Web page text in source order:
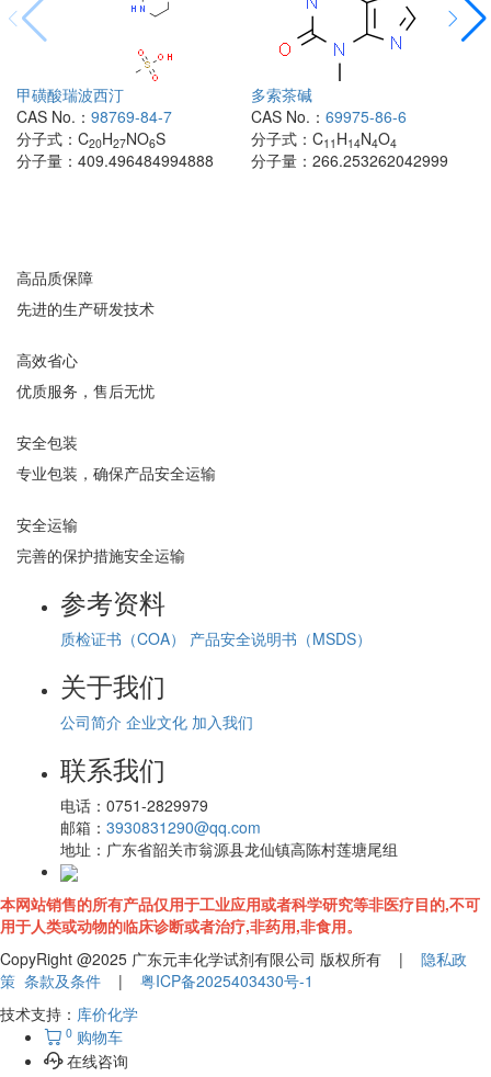
甲磺酸瑞波西汀
CAS No.： 98769-84-7
分子式： C20H27NO6S
分子量： 409.496484994888
多索茶碱
CAS No.： 69975-86-6
分子式： C11 H14N4O4
分子量： 266.253262042999
高品质保障
先进的生产研发技术
高效省心
优质服务，售后无忧
安全包装
专业包装，确保产品安全运输
安全运输
完善的保护措施安全运输
参考资料
质检证书（COA） 产品安全说明书（MSDS）
关于我们
公司简介 企业文化 加入我们
联系我们
电话： 0751-2829979
邮箱： 3930831290@qq.com
地址： 广东省韶关市翁源县龙仙镇高陈村莲塘尾组
本网站销售的所有产品仅用于工业应用或者科学研究等非医疗目的,不可
用于人类或动物的临床诊断或者治疗,非药用,非食用。
CopyRight @2025 广东元丰化学试剂有限公司 版权所有 | 隐私政
策 条款及条件 | 粤ICP备2025403430号-1
技术支持： 库价化学
0 购物车
在线咨询